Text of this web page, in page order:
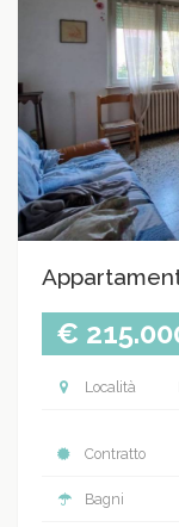
€
Località
Contratto
Bagni